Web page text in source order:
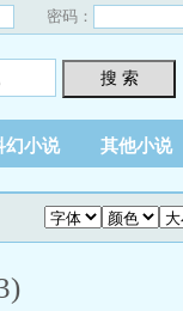
密码：
搜 索
幻小说 其他小说